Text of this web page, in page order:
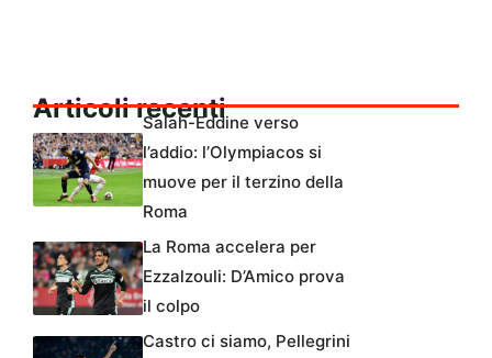
Articoli recenti
Salah-Eddine verso
l’addio: l’Olympiacos si
muove per il terzino della
Roma
La Roma accelera per
Ezzalzouli: D’Amico prova
il colpo
Castro ci siamo, Pellegrini